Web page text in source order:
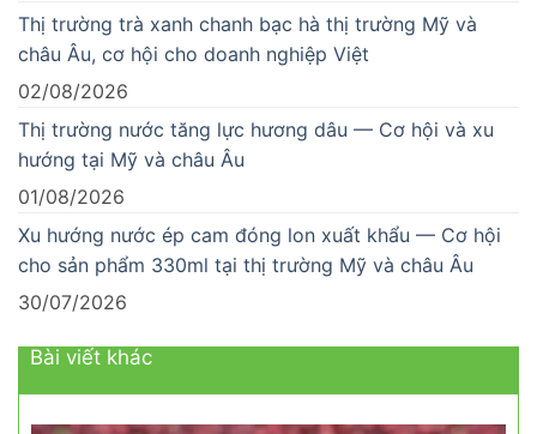
Thị trường trà xanh chanh bạc hà thị trường Mỹ và
châu Âu, cơ hội cho doanh nghiệp Việt
02/08/2026
Thị trường nước tăng lực hương dâu — Cơ hội và xu
hướng tại Mỹ và châu Âu
01/08/2026
Xu hướng nước ép cam đóng lon xuất khẩu — Cơ hội
cho sản phẩm 330ml tại thị trường Mỹ và châu Âu
30/07/2026
Bài viết khác